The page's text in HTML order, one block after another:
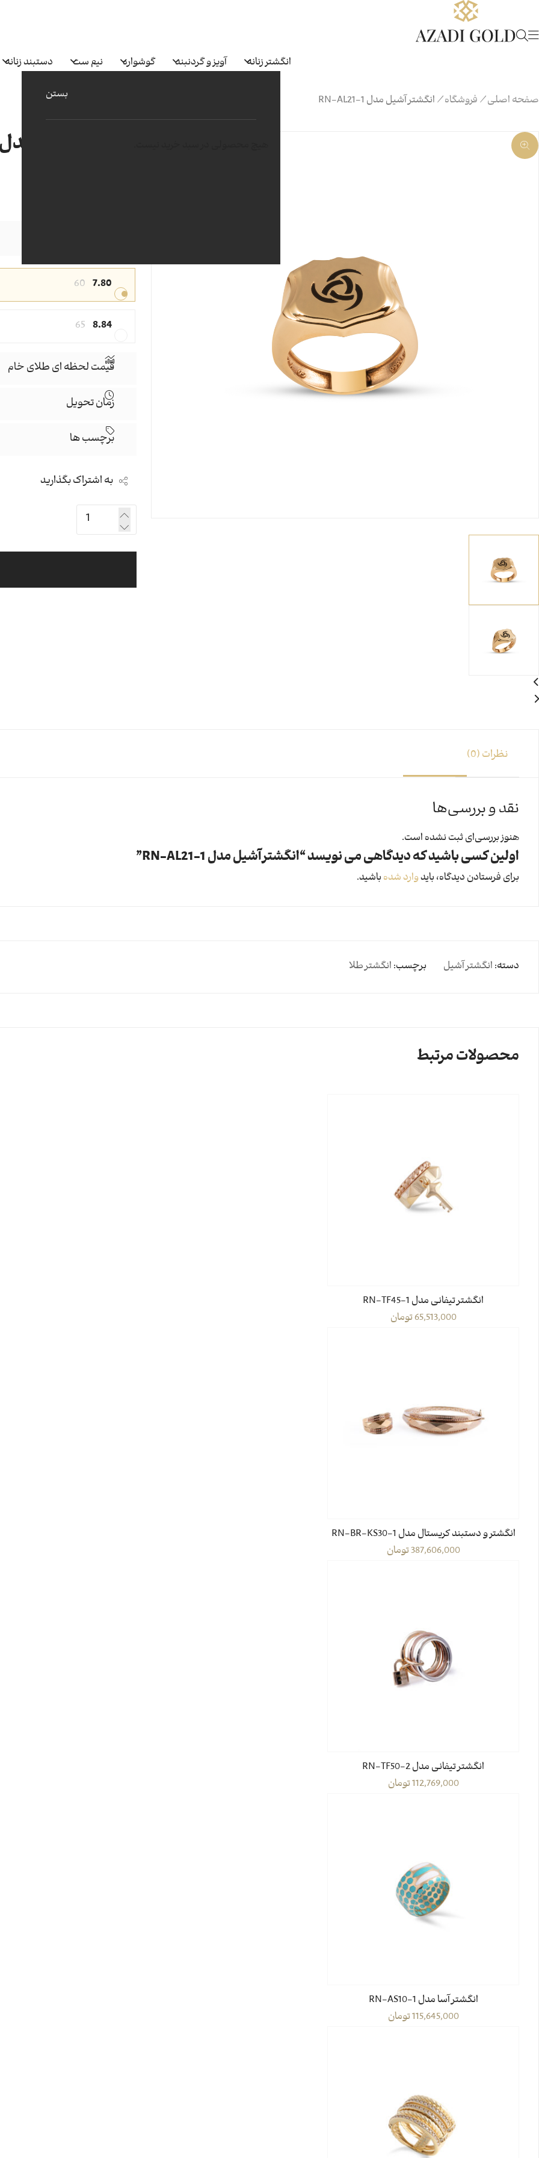
انگشتر زنانه آویز و گردنبند گوشواره نیم ست دستبند زنانه
بستن صفحه اصلی/ فروشگاه/ انگشتر آشیل مدل RN-AL21-1
انگشتر آشیل مدل RN-AL21-1
7.80
60
8.84
65
قیمت لحظه ای طلای خام
زمان تحویل
برچسب ها
به اشتراک بگذارید
نظرات (0)
نقد و بررسی‌ها
هنوز بررسی‌ای ثبت نشده است.
اولین کسی باشید که دیدگاهی می نویسد “انگشتر آشیل مدل RN-AL21-1”
برای فرستادن دیدگاه، بایدوارد شده باشید.
دسته: انگشتر آشیل برچسب: انگشتر طلا
محصولات مرتبط
انگشتر تیفانی مدل RN-TF45-1
65,513,000تومان
انگشتر و دستبند کریستال مدل RN-BR-KS30-1
387,606,000تومان
انگشتر تیفانی مدل RN-TF50-2
112,769,000تومان
انگشتر آسا مدل RN-AS10-1
115,645,000تومان